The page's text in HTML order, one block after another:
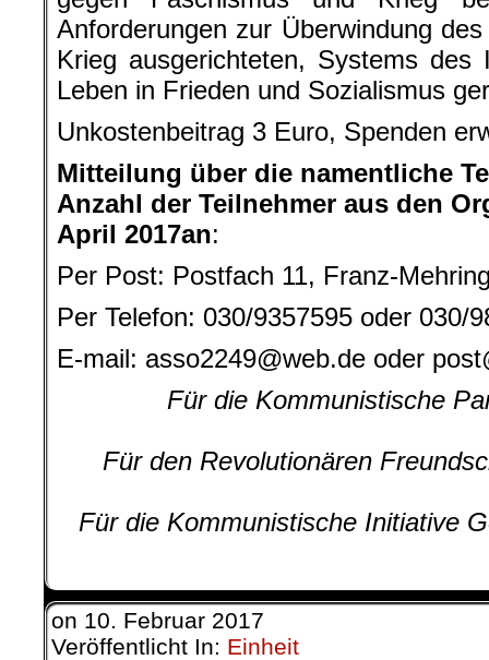
Anforderungen zur Überwindung
Krieg ausgerichteten, Systems
Leben in Frieden und Sozialismus
Unkostenbeitrag 3 Euro, Spenden
Mitteilung über die namentliche
Anzahl der Teilnehmer aus den
April 2017an:
Per Post: Postfach 11, Franz-
Per Telefon: 030/9357595 oder 030/
E-mail: asso2249@web.de oder
Für die Kommunistische
Für den Revolutionären
Für die Kommunistische Initiative
on 10. Februar 2017
Veröffentlicht In: Einheit